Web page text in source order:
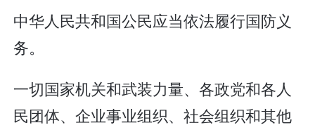
中华人民共和国公民应当依法履行国防义
务。
一切国家机关和武装力量、各政党和各人
民团体、企业事业组织、社会组织和其他